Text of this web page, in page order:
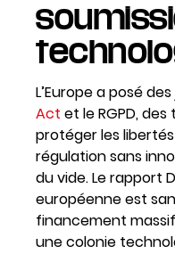
L’Europe a posé
Act et le RGPD,
protéger les
régulation sans
du vide. Le rapport
européenne est
financement
une colonie